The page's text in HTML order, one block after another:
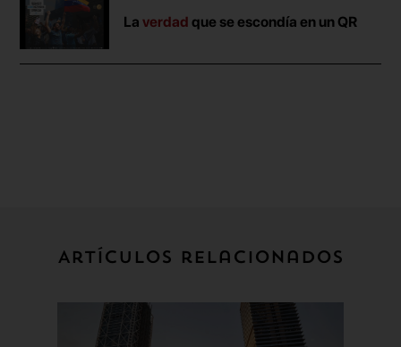
Laverdad que se escondía en un QR
Artículos relacionados